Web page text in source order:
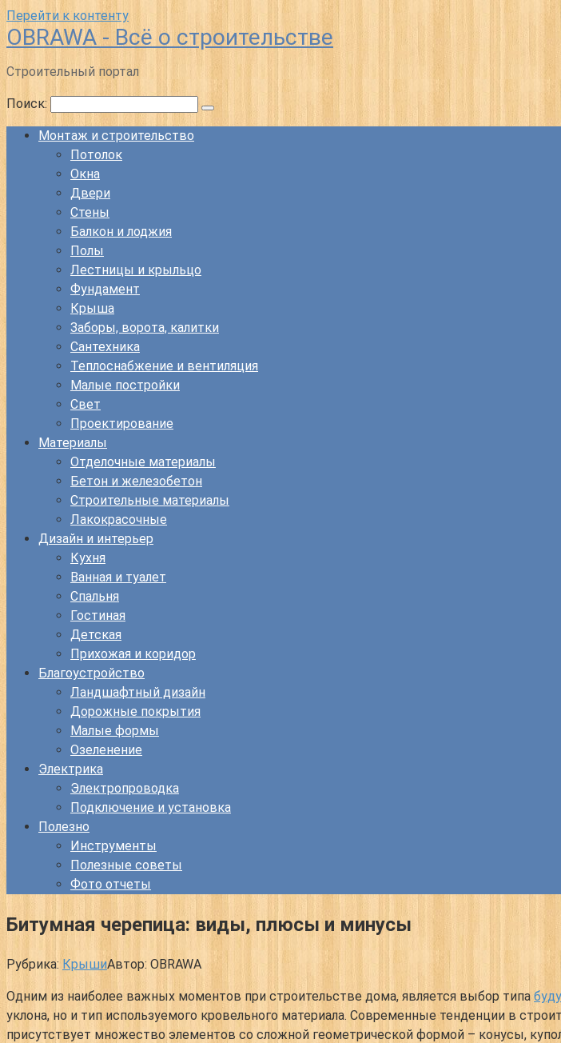
Перейти к контенту
OBRAWA - Всё о строительстве
Строительный портал
Поиск:
Монтаж и строительство
Потолок
Окна
Двери
Стены
Балкон и лоджия
Полы
Лестницы и крыльцо
Фундамент
Крыша
Заборы, ворота, калитки
Сантехника
Теплоснабжение и вентиляция
Малые постройки
Свет
Проектирование
Материалы
Отделочные материалы
Бетон и железобетон
Строительные материалы
Лакокрасочные
Дизайн и интерьер
Кухня
Ванная и туалет
Спальня
Гостиная
Детская
Прихожая и коридор
Благоустройство
Ландшафтный дизайн
Дорожные покрытия
Малые формы
Озеленение
Электрика
Электропроводка
Подключение и установка
Полезно
Инструменты
Полезные советы
Фото отчеты
Битумная черепица: виды, плюсы и минусы
Рубрика: КрышиАвтор: OBRAWA
Одним из наиболее важных моментов при строительстве дома, является выбор типа
уклона, но и тип используемого кровельного материала. Современные тенденции в
присутствует множество элементов со сложной геометрической формой – конусы,